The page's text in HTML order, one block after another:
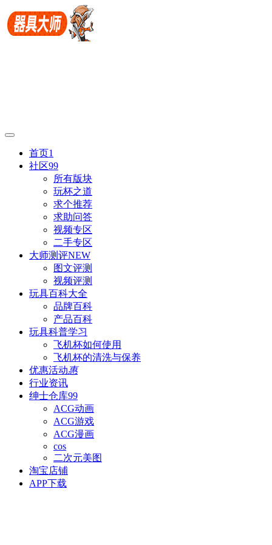
首页1
社区99
所有版块
玩杯之道
求个推荐
求助问答
视频专区
二手专区
大师测评NEW
图文评测
视频评测
玩具百科大全
品牌百科
产品百科
玩具科普学习
飞机杯如何使用
飞机杯的清洗与保养
优惠活动惠
行业资讯
绅士仓库99
ACG动画
ACG游戏
ACG漫画
cos
二次元美图
淘宝店铺
APP下载